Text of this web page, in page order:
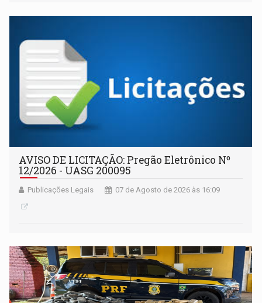
AVISO DE LICITAÇÃO: Pregão Eletrônico Nº
12/2026 - UASG 200095
Publicações Legais 07 de Agosto de 2026 às 16:09